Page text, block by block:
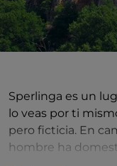
Sperlinga es un
lo veas por ti
pero ficticia. En
hombre ha